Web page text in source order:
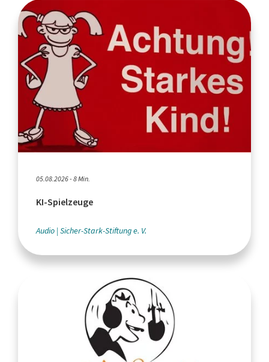
05.08.2026 - 8 Min.
KI-Spielzeuge
Audio Sicher-Stark-Stiftung e. V.